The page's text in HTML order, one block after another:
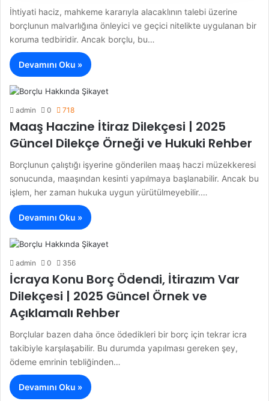
İhtiyati haciz, mahkeme kararıyla alacaklının talebi üzerine
borçlunun malvarlığına önleyici ve geçici nitelikte uygulanan bir
koruma tedbiridir. Ancak borçlu, bu…
Devamını Oku »
admin 0 718
Maaş Haczine İtiraz Dilekçesi | 2025
Güncel Dilekçe Örneği ve Hukuki Rehber
Borçlunun çalıştığı işyerine gönderilen maaş haczi müzekkeresi
sonucunda, maaşından kesinti yapılmaya başlanabilir. Ancak bu
işlem, her zaman hukuka uygun yürütülmeyebilir.…
Devamını Oku »
admin 0 356
İcraya Konu Borç Ödendi, İtirazım Var
Dilekçesi | 2025 Güncel Örnek ve
Açıklamalı Rehber
Borçlular bazen daha önce ödedikleri bir borç için tekrar icra
takibiyle karşılaşabilir. Bu durumda yapılması gereken şey,
ödeme emrinin tebliğinden…
Devamını Oku »